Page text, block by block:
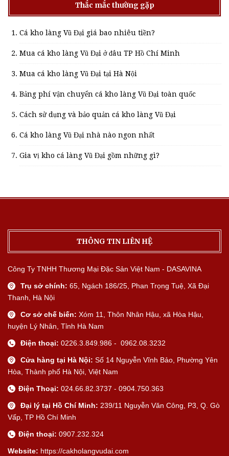
Thắc mắc thường gặp
Cá kho làng Vũ Đại giá bao nhiêu tiền?
Mua cá kho làng Vũ Đại ở đâu TP Hồ Chí Minh
Mua cá kho làng Vũ Đại tại Hà Nội
Bảng phí vận chuyển cá kho làng Vũ Đại toàn quốc
Cách sử dụng và bảo quản cá kho làng Vũ Đại
Cá kho làng Vũ Đại nhà nào ngon nhất
Gia vị kho cá làng Vũ Đại gồm những gì?
THÔNG TIN LIÊN HỆ
Công Ty TNHH Thương Mại Đặc Sản Việt Nam - DASAVINA
Trụ sở chính: 65, Ngách 186/25, Phan Trọng Tuệ, Xã Đại
Thanh, Hà Nội
Cơ sở chế biến: Xóm 11, Thôn Nhân Hậu, xã Hòa Hậu,
huyện Lý Nhân, Tỉnh Hà Nam
Điện thoại: 0226.3.849.986 - 0962.08.3232
Cửa hàng tại Hà Nội: Số 14 Nguyễn Vĩnh Bảo, Phường Yên
Hòa, Thành phố Hà Nội, Việt Nam
Điện Thoại: 024.66.82.3737 - 0904.750.363
Đại lý tại Hồ Chí Minh: 239/11 Nguyễn Văn Công, P3, Q. Gò
Vấp, TP Hồ Chí Minh
Điện thoại: 0907.232.324
Website: https://cakholangvudai.com